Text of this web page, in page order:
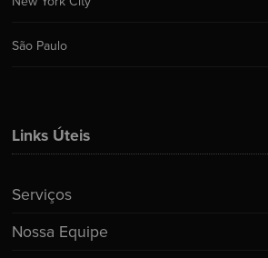
Links Úteis
Serviços
Nossa Equipe
São Paulo